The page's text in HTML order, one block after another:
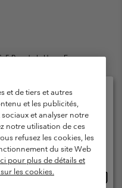
5 Rue de la Haye, Espace
par l'utilisateur
Impressum
et de tiers et autres
et les publicités,
et analyser notre
notre utilisation de ces
refusez les cookies, les
du site Web
pour plus de détails et
les cookies.
pays d’expédition et
disponibles